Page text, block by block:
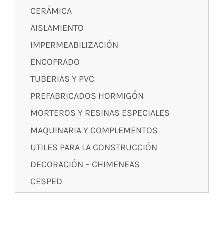
CERÁMICA
AISLAMIENTO
IMPERMEABILIZACIÓN
ENCOFRADO
TUBERIAS Y PVC
PREFABRICADOS HORMIGÓN
MORTEROS Y RESINAS ESPECIALES
MAQUINARIA Y COMPLEMENTOS
UTILES PARA LA CONSTRUCCIÓN
DECORACIÓN – CHIMENEAS
CESPED